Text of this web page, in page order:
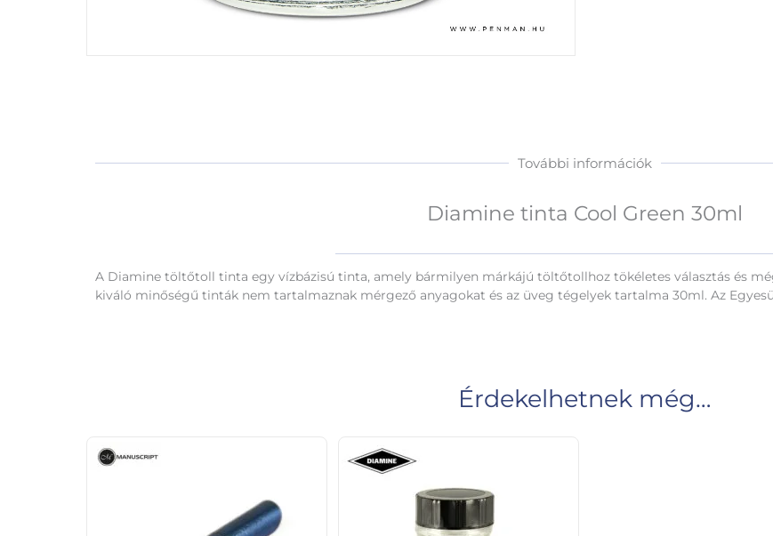
További információk
Diamine tinta Cool Green 30ml
A Diamine töltőtoll tinta egy vízbázisú tinta, amely bármilyen márkájú töltőtollhoz tökéletes választás és
kiváló minőségű tinták nem tartalmaznak mérgező anyagokat és az üveg tégelyek tartalma 30ml. Az
Érdekelhetnek még…